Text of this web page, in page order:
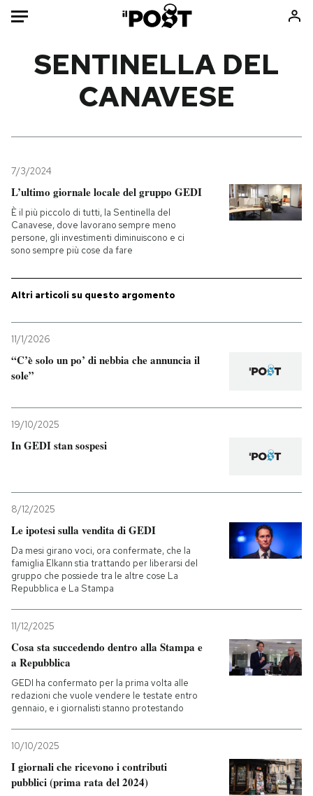
Mondo
Tecnologia
Internet
Scienza
Cultura
Economia
Sport
Libri
Ok Boomer!
Europa
Mondiali calcio 2026
PODCAST
I MIEI PREFERITI
CALENDARIO
AREA PERSONALE
SENTINELLA DEL
CANAVESE
7/3/2024
L’ultimo giornale locale del gruppo GEDI
È il più piccolo di tutti, la Sentinella del
Canavese, dove lavorano sempre meno
persone, gli investimenti diminuiscono e ci
sono sempre più cose da fare
Altri articoli su questo argomento
11/1/2026
“C’è solo un po’ di nebbia che annuncia il
sole”
19/10/2025
In GEDI stan sospesi
8/12/2025
Le ipotesi sulla vendita di GEDI
Da mesi girano voci, ora confermate, che la
famiglia Elkann stia trattando per liberarsi del
gruppo che possiede tra le altre cose La
Repubblica e La Stampa
11/12/2025
Cosa sta succedendo dentro alla Stampa e
a Repubblica
GEDI ha confermato per la prima volta alle
redazioni che vuole vendere le testate entro
gennaio, e i giornalisti stanno protestando
10/10/2025
I giornali che ricevono i contributi
pubblici (prima rata del 2024)